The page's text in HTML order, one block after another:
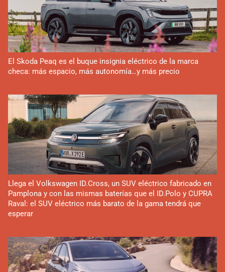
El Skoda Peaq es el buque insignia eléctrico de la marca
checa: más espacio, más autonomía…y más precio
Llega el Volkswagen ID.Cross, un SUV eléctrico fabricado en
Pamplona y con las mismas baterías que el ID.Polo y CUPRA
Raval: el SUV eléctrico más barato de la gama tendrá que
esperar